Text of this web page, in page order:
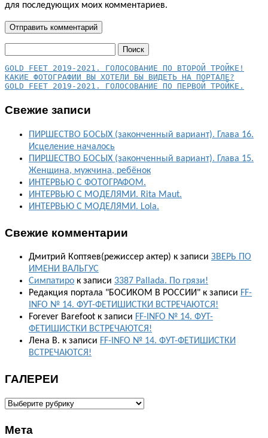
для последующих моих комментариев.
КАКИЕ ФОТОГРАФИИ ВЫ ХОТЕЛИ БЫ ВИДЕТЬ НА ПОРТАЛЕ?
GOLD FEET 2019-2021. ГОЛОСОВАНИЕ ПО ПЕРВОЙ ТРОЙКЕ.
Свежие записи
ПИРШЕСТВО БОСЫХ (законченный вариант). Глава 16.
Исцеление началось
ПИРШЕСТВО БОСЫХ (законченный вариант). Глава 15.
Женщина, мужчина, ребёнок
ИНТЕРВЬЮ С ФОТОГРАФОМ.
ИНТЕРВЬЮ С МОДЕЛЯМИ. Rita Maut.
ИНТЕРВЬЮ С МОДЕЛЯМИ. Lola.
Свежие комментарии
Дмитрий Коптяев(режиссер актер) к записи ЗВЕРЬ ПО
ИМЕНИ ВАЛЬГУС
Симпатиро к записи 3387 Pallada. По грязи!
Редакция портала "БОСИКОМ В РОССИИ" к записи FF-
INFO № 14. ФУТ-ФЕТИШИСТКИ ВСТРЕЧАЮТСЯ!
Forever Barefoot к записи FF-INFO № 14. ФУТ-
ФЕТИШИСТКИ ВСТРЕЧАЮТСЯ!
Лена В. к записи FF-INFO № 14. ФУТ-ФЕТИШИСТКИ
ВСТРЕЧАЮТСЯ!
ГАЛЕРЕИ
ГАЛЕРЕИ
Мета